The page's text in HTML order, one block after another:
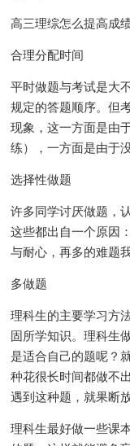
高三理综怎么提高成
合理分配时间
平时做题与考试是大
规定的答题顺序。但
现象，这一方面是由
练），一方面是由于
选择性做题
许多同学讨厌做题，
这些都出自一个原因
与耐心，再多的难题
多做题
理科生的主要学习方
固所学知识。理科生
是适合自己的题呢？
种花很长时间都做不
遇到这种题，就果断
理科生最好做一些课